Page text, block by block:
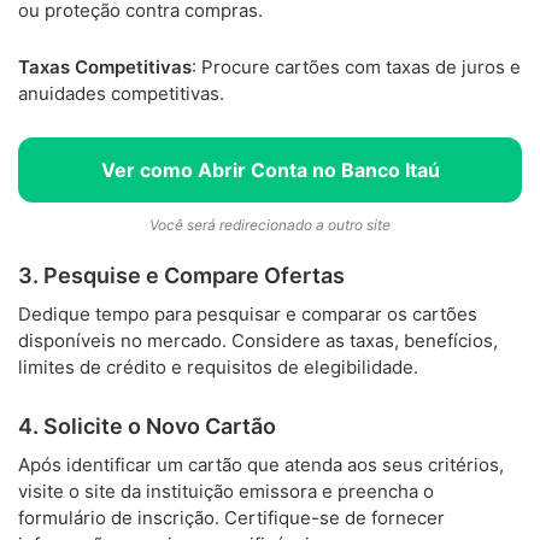
ou proteção contra compras.
Taxas Competitivas: Procure cartões com taxas de juros e
anuidades competitivas.
Ver como Abrir Conta no Banco Itaú
Você será redirecionado a outro site
3. Pesquise e Compare Ofertas
Dedique tempo para pesquisar e comparar os cartões
disponíveis no mercado. Considere as taxas, benefícios,
limites de crédito e requisitos de elegibilidade.
4. Solicite o Novo Cartão
Após identificar um cartão que atenda aos seus critérios,
visite o site da instituição emissora e preencha o
formulário de inscrição. Certifique-se de fornecer